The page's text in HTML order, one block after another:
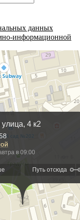
данных
информационной